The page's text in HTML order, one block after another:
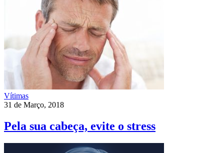
Vítimas
31 de Março, 2018
Pela sua cabeça, evite o stress